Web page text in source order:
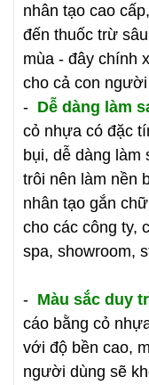
nhân tạo cao
đến thuốc trừ
mùa - đây chính
cho cả con
- Dễ dàng làm
cỏ nhựa có đặc
bụi, dễ dàng
trôi nên làm nền
nhân tạo gắn
cho các công ty,
spa, showroom,
- Màu sắc duy
cáo bằng cỏ
với độ bền cao,
người dùng sẽ